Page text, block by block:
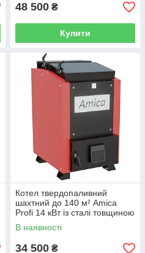
48 500 ₴
Купити
Котел твердопаливний
шахтний до 140 м² Amica
Profi 14 кВт із сталі товщиною
5 мм для опалення будинку,
дачі, гаража чи виробництва
В наявності
34 500 ₴